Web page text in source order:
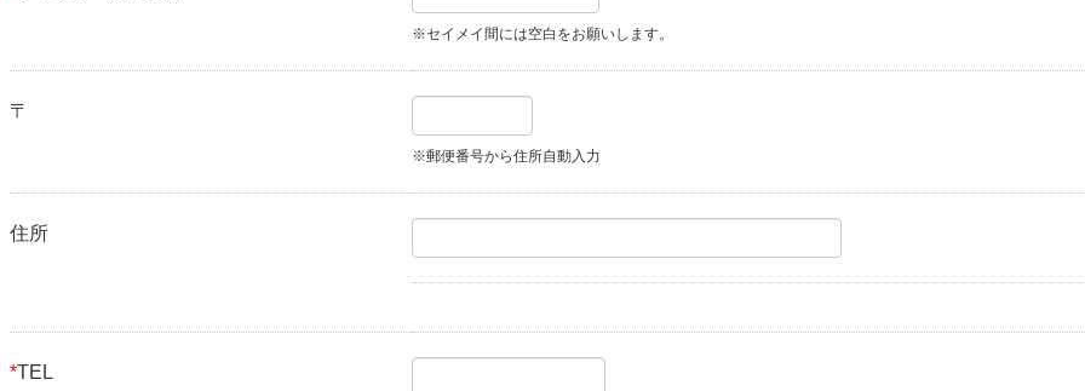
※セイメイ間には空白をお願いします。
〒
※郵便番号から住所自動入力
住所
*TEL